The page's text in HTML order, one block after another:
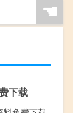
☚
下载